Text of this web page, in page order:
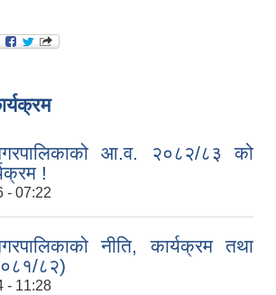
आ.व. २०८२/८३ को
!
- 07:22
नीति, कार्यक्रम तथा
८२)
- 11:28